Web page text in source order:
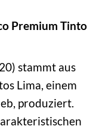
Premium Tinto
stammt aus
Lima, einem
produziert.